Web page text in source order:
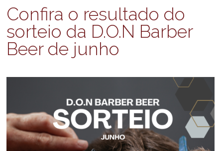
Confira o resultado do
sorteio da D.O.N Barber
Beer de junho